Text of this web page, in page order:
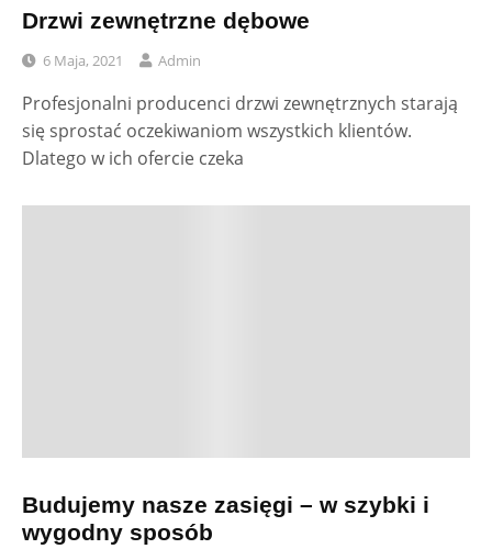
Drzwi zewnętrzne dębowe
6 Maja, 2021 Admin
Profesjonalni producenci drzwi zewnętrznych starają
się sprostać oczekiwaniom wszystkich klientów.
Dlatego w ich ofercie czeka
Budujemy nasze zasięgi – w szybki i
wygodny sposób